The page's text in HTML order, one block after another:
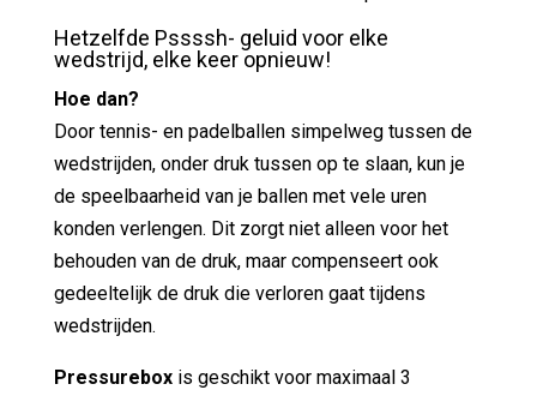
Hetzelfde Pssssh- geluid voor elke
wedstrijd, elke keer opnieuw!
Hoe dan?
Door tennis- en padelballen simpelweg tussen de
wedstrijden, onder druk tussen op te slaan, kun je
de speelbaarheid van je ballen met vele uren
konden verlengen. Dit zorgt niet alleen voor het
behouden van de druk, maar compenseert ook
gedeeltelijk de druk die verloren gaat tijdens
wedstrijden.
Pressureboxis geschikt voor maximaal 3